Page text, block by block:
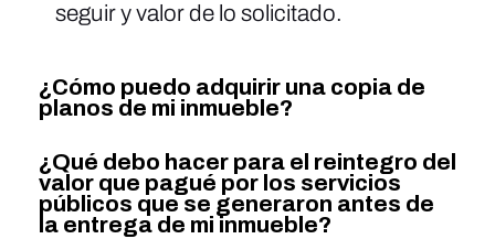
¿Cómo puedo adquirir una copia de
planos de mi inmueble?
¿Qué debo hacer para el reintegro del
valor que pagué por los servicios
públicos que se generaron antes de
la entrega de mi inmueble?
seguir y valor de lo solicitado.